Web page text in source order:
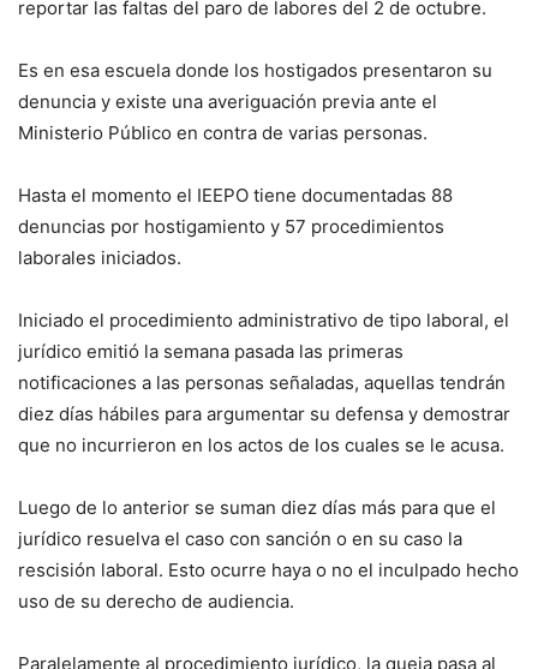
reportar las faltas del paro de labores del 2 de octubre.
Es en esa escuela donde los hostigados presentaron su
denuncia y existe una averiguación previa ante el
Ministerio Público en contra de varias personas.
Hasta el momento el IEEPO tiene documentadas 88
denuncias por hostigamiento y 57 procedimientos
laborales iniciados.
Iniciado el procedimiento administrativo de tipo laboral, el
jurídico emitió la semana pasada las primeras
notificaciones a las personas señaladas, aquellas tendrán
diez días hábiles para argumentar su defensa y demostrar
que no incurrieron en los actos de los cuales se le acusa.
Luego de lo anterior se suman diez días más para que el
jurídico resuelva el caso con sanción o en su caso la
rescisión laboral. Esto ocurre haya o no el inculpado hecho
uso de su derecho de audiencia.
Paralelamente al procedimiento jurídico, la queja pasa al